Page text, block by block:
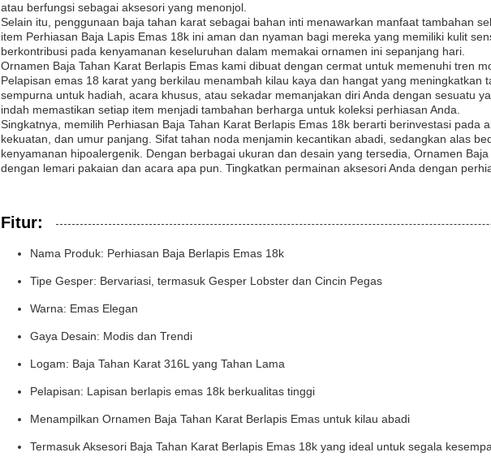
atau berfungsi sebagai aksesori yang menonjol.
Selain itu, penggunaan baja tahan karat sebagai bahan inti menawarkan manfaat tambahan
item Perhiasan Baja Lapis Emas 18k ini aman dan nyaman bagi mereka yang memiliki kulit
berkontribusi pada kenyamanan keseluruhan dalam memakai ornamen ini sepanjang hari.
Ornamen Baja Tahan Karat Berlapis Emas kami dibuat dengan cermat untuk memenuhi tren
Pelapisan emas 18 karat yang berkilau menambah kilau kaya dan hangat yang
sempurna untuk hadiah, acara khusus, atau sekadar memanjakan diri Anda dengan sesuatu
indah memastikan setiap item menjadi tambahan berharga untuk koleksi perhiasan Anda.
Singkatnya, memilih Perhiasan Baja Tahan Karat Berlapis Emas 18k berarti berinvestasi
kekuatan, dan umur panjang. Sifat tahan noda menjamin kecantikan abadi, sedangkan alas
kenyamanan hipoalergenik. Dengan berbagai ukuran dan desain yang tersedia, Ornamen
dengan lemari pakaian dan acara apa pun. Tingkatkan permainan aksesori Anda dengan
Fitur:
Nama Produk: Perhiasan Baja Berlapis Emas 18k
Tipe Gesper: Bervariasi, termasuk Gesper Lobster dan Cincin Pegas
Warna: Emas Elegan
Gaya Desain: Modis dan Trendi
Logam: Baja Tahan Karat 316L yang Tahan Lama
Pelapisan: Lapisan berlapis emas 18k berkualitas tinggi
Menampilkan Ornamen Baja Tahan Karat Berlapis Emas untuk kilau abadi
Termasuk Aksesori Baja Tahan Karat Berlapis Emas 18k yang ideal untuk segala